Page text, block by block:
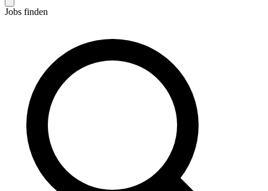
Jobs finden